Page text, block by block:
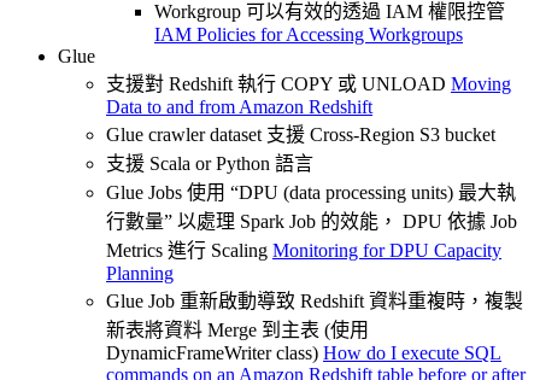
Workgroup 可以有效的透過 IAM 權限控管
IAM Policies for Accessing Workgroups
Glue
支援對 Redshift 執行 COPY 或 UNLOAD Moving
Data to and from Amazon Redshift
Glue crawler dataset 支援 Cross-Region S3 bucket
支援 Scala or Python 語言
Glue Jobs 使用 “DPU (data processing units) 最大執
行數量” 以處理 Spark Job 的效能， DPU 依據 Job
Metrics 進行 Scaling Monitoring for DPU Capacity
Planning
Glue Job 重新啟動導致 Redshift 資料重複時，複製
新表將資料 Merge 到主表 (使用
DynamicFrameWriter class) How do I execute SQL
commands on an Amazon Redshift table before or after